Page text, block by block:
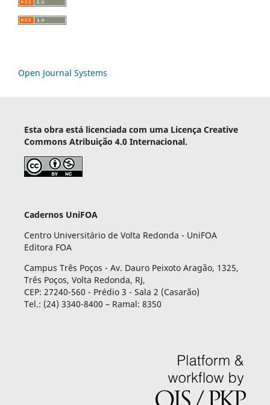
Open Journal Systems
Esta obra está licenciada com uma Licença Creative
Commons Atribuição 4.0 Internacional.
Cadernos UniFOA
Centro Universitário de Volta Redonda - UniFOA
Editora FOA
Campus Três Poços - Av. Dauro Peixoto Aragão, 1325,
Três Poços, Volta Redonda, RJ,
CEP: 27240-560 - Prédio 3 - Sala 2 (Casarão)
Tel.: (24) 3340-8400 – Ramal: 8350